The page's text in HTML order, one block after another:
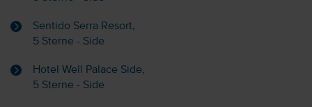
Sentido Serra Resort,
5 Sterne - Side
Hotel Well Palace Side,
5 Sterne - Side